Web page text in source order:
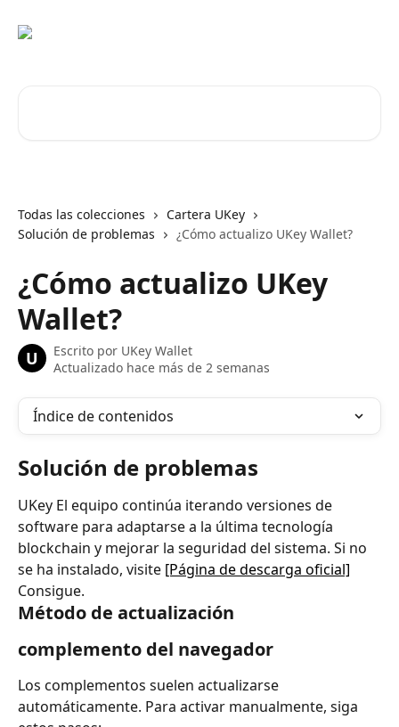
Todas las colecciones
Cartera UKey
Solución de problemas
¿Cómo actualizo UKey Wallet?
¿Cómo actualizo UKey
Wallet?
U Escrito por UKey Wallet
Actualizado hace más de 2 semanas
Índice de contenidos
Solución de problemas
UKey El equipo continúa iterando versiones de
software para adaptarse a la última tecnología
blockchain y mejorar la seguridad del sistema. Si no
se ha instalado, visite [Página de descarga oficial]
Consigue.
Método de actualización
complemento del navegador
Los complementos suelen actualizarse
automáticamente. Para activar manualmente, siga